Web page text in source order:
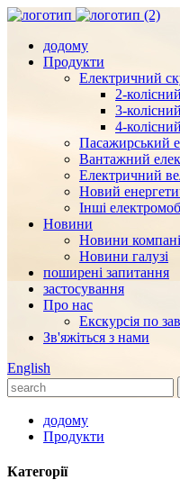
додому
Продукти
Електричний
2-
3-
4-
Пасажирський
Вантажний
Електричний
Новий
Інші
Новини
Новини
Новини галузі
поширені запитання
застосування
Про нас
Екскурсія по
Зв'яжіться з нами
English
додому
Продукти
Категорії